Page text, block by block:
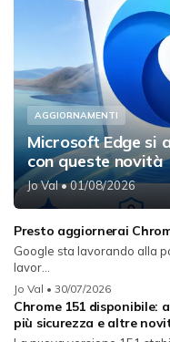
AGGIORNAMENTI
Microsoft Edge si
con queste novità
Jo Val• 01/08/2026
Presto aggiornerai
Google sta lavorando alla
lavor...
Jo Val • 30/07/2026
Chrome 151 disponibile:
più sicurezza e altre